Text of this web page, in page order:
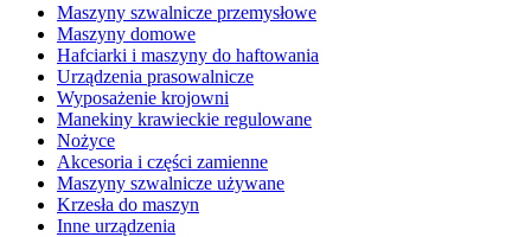
Maszyny szwalnicze przemysłowe
Maszyny domowe
Hafciarki i maszyny do haftowania
Urządzenia prasowalnicze
Wyposażenie krojowni
Manekiny krawieckie regulowane
Nożyce
Akcesoria i części zamienne
Maszyny szwalnicze używane
Krzesła do maszyn
Inne urządzenia